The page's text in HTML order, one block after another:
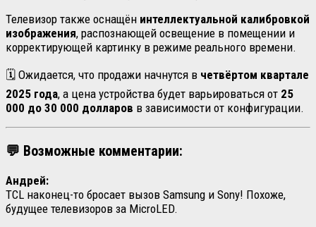
Телевизор также оснащён интеллектуальной калибровкой
изображения, распознающей освещение в помещении и
корректирующей картинку в режиме реального времени.
🗓 Ожидается, что продажи начнутся в четвёртом квартале
2025 года, а цена устройства будет варьироваться от 25
000 до 30 000 долларов в зависимости от конфигурации.
💬 Возможные комментарии:
Андрей:
TCL наконец-то бросает вызов Samsung и Sony! Похоже,
будущее телевизоров за MicroLED.